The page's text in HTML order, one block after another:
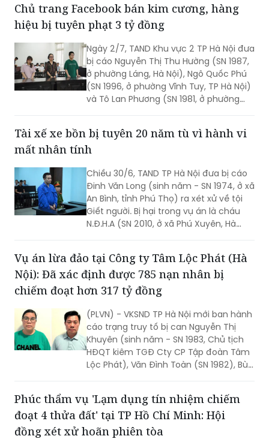
nghiêm trọng”; “Rửa tiền”; “Vi phạm quy
định về kế toán gây hậu quả nghiêm
Chủ trang Facebook bán kim cương, hàng
hiệu bị tuyên phạt 3 tỷ đồng
Ngày 2/7, TAND Khu vực 2 TP Hà Nội đưa
bị cáo Nguyễn Thị Thu Hường (SN 1987,
ở phường Láng, Hà Nội), Ngô Quốc Phú
(SN 1996, ở phường Vĩnh Tuy, TP Hà Nội)
và Tô Lan Phương (SN 1981, ở phường
Tài xế xe bồn bị tuyên 20 năm tù vì hành vi
mất nhân tính
Chiều 30/6, TAND TP Hà Nội đưa bị cáo
Đinh Văn Long (sinh năm - SN 1974, ở xã
An Bình, tỉnh Phú Thọ) ra xét xử về tội
Giết người. Bị hại trong vụ án là cháu
N.Đ.H.A (SN 2010, ở xã Phú Xuyên, Hà
Vụ án lừa đảo tại Công ty Tâm Lộc Phát (Hà
Nội): Đã xác định được 785 nạn nhân bị
chiếm đoạt hơn 317 tỷ đồng
(PLVN) - VKSND TP Hà Nội mới ban hành
cáo trạng truy tố bị can Nguyễn Thị
Khuyên (sinh năm - SN 1983, Chủ tịch
HĐQT kiêm TGĐ Cty CP Tập đoàn Tâm
Lộc Phát), Văn Đình Toàn (SN 1982), Bùi
chiếm đoạt tài sản”.
Phúc thẩm vụ 'Lạm dụng tín nhiệm chiếm
đoạt 4 thửa đất' tại TP Hồ Chí Minh: Hội
đồng xét xử hoãn phiên tòa